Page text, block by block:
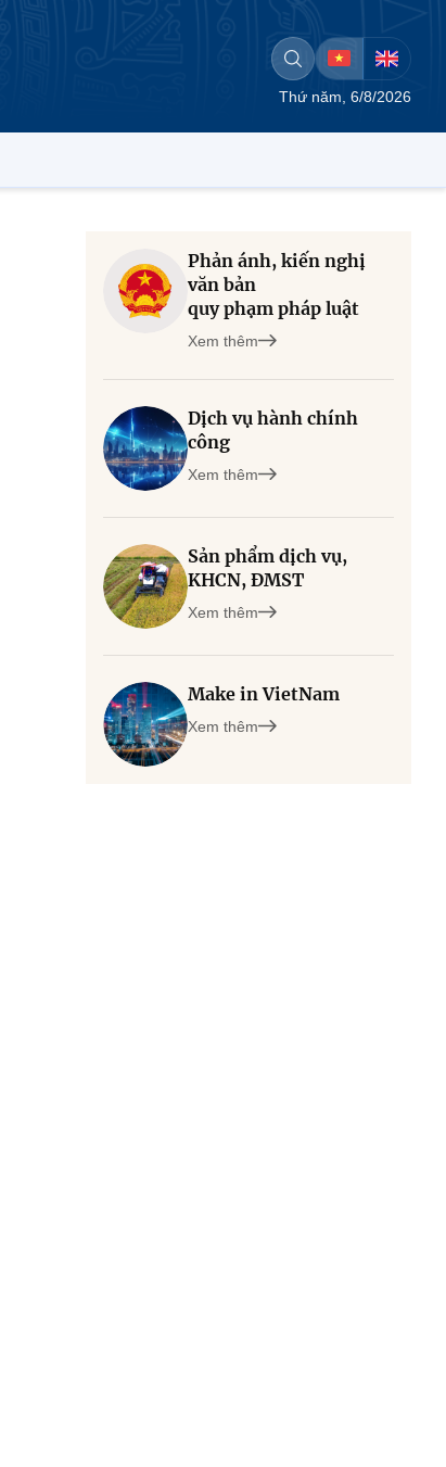
Thứ năm, 6/8/2026
Phản ánh, kiến nghị
văn bản
quy phạm pháp luật
Xem thêm
Dịch vụ hành chính
công
Xem thêm
Sản phẩm dịch vụ,
KHCN, ĐMST
Xem thêm
Make in VietNam
Xem thêm